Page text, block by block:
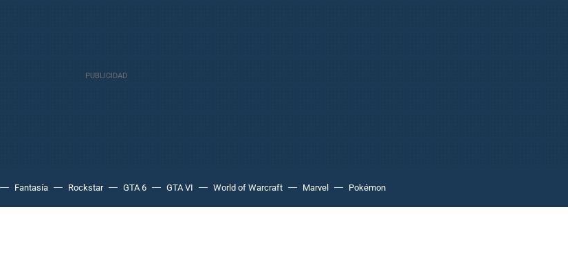
Fantasía Rockstar GTA 6 GTA VI World of Warcraft Marvel Pokémon